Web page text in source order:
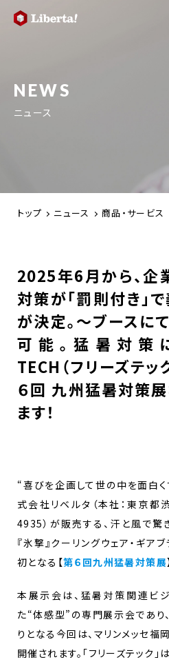
NEWS
ニュース
トップ ニュース 商品・サービス
2025年6月から、企
対策が「罰則付き」
が決定。～ブースに
可能。猛暑対策
TECH（フリーズテッ
６回 九州猛暑対策
ます！
“喜びを企画して世の中を面白
式会社リベルタ（本社：東京都
4935）が販売する、汗と風で驚
『氷撃』クーリングウェア・ギアブ
初となる【第６回九州猛暑対策展
本展示会は、猛暑対策関連ビ
た“体感型”の専門展示会であ
りとなる今回は、マリンメッセ福
開催されます。「フリーズテック